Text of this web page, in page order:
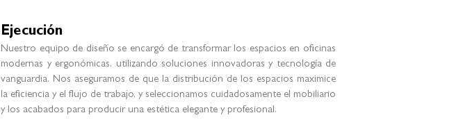
Ejecución
Nuestro equipo de diseño se encargó de transformar los espacios en oficinas
modernas y ergonómicas, utilizando soluciones innovadoras y tecnología de
vanguardia. Nos aseguramos de que la distribución de los espacios maximice
la eficiencia y el flujo de trabajo, y seleccionamos cuidadosamente el mobiliario
y los acabados para producir una estética elegante y profesional.